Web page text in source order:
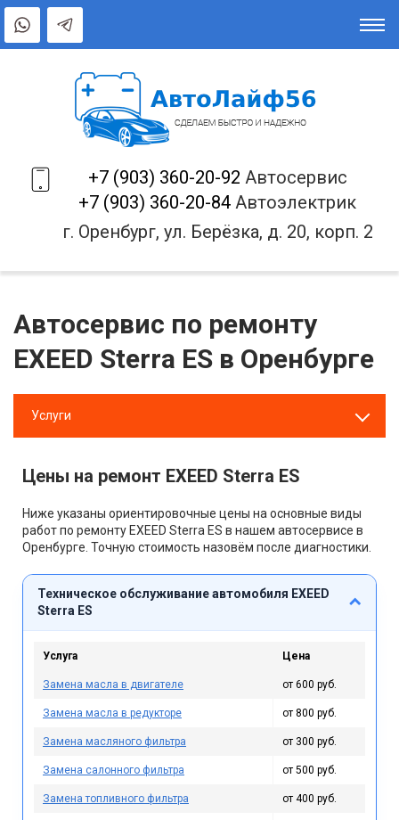
+7 (903) 360-20-92 Автосервис
+7 (903) 360-20-84 Автоэлектрик
г. Оренбург, ул. Берёзка, д. 20, корп. 2
Автосервис по ремонту
EXEED Sterra ES в Оренбурге
Услуги
Цены на ремонт EXEED Sterra ES
Ниже указаны ориентировочные цены на основные виды
работ по ремонту EXEED Sterra ES в нашем автосервисе в
Оренбурге. Точную стоимость назовём после диагностики.
Техническое обслуживание автомобиля EXEED
Sterra ES
Услуга Цена
Замена масла в двигателе от 600 руб.
Замена масла в редукторе от 800 руб.
Замена масляного фильтра от 300 руб.
Замена салонного фильтра от 500 руб.
Замена топливного фильтра от 400 руб.